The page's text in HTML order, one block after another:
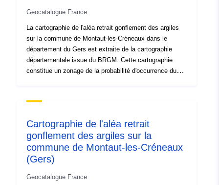
Geocatalogue France
La cartographie de l'aléa retrait gonflement des argiles
sur la commune de Montaut-les-Créneaux dans le
département du Gers est extraite de la cartographie
départementale issue du BRGM. Cette cartographie
constitue un zonage de la probabilité d'occurrence du
base de critères purement physiques par le BRGM à
été interprétées en prenant en compte les facteurs
suivants pour chaque formation géologique : - la
proportion de matériau argileux au sein de la formation
(analyse lithologique) ; - la proportion de minéraux
minéralogique) ; - le comportement géotechnique du
Cartographie de l'aléa retrait
gonflement des argiles sur la
commune de Montaut-les-Créneaux
(Gers)
Geocatalogue France